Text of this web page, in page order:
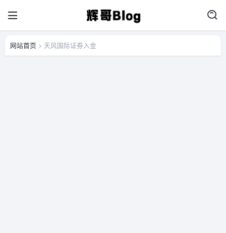
网站首页 > 天风国际证券入金